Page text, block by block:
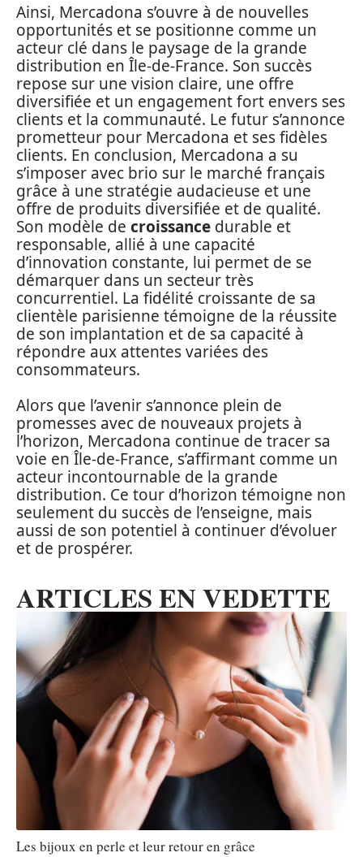
Ainsi, Mercadona s’ouvre à de nouvelles
opportunités et se positionne comme un
acteur clé dans le paysage de la grande
distribution en Île-de-France. Son succès
repose sur une vision claire, une offre
diversifiée et un engagement fort envers ses
clients et la communauté. Le futur s’annonce
prometteur pour Mercadona et ses fidèles
clients. En conclusion, Mercadona a su
s’imposer avec brio sur le marché français
grâce à une stratégie audacieuse et une
offre de produits diversifiée et de qualité.
Son modèle de croissance durable et
responsable, allié à une capacité
d’innovation constante, lui permet de se
démarquer dans un secteur très
concurrentiel. La fidélité croissante de sa
clientèle parisienne témoigne de la réussite
de son implantation et de sa capacité à
répondre aux attentes variées des
consommateurs.
Alors que l’avenir s’annonce plein de
promesses avec de nouveaux projets à
l’horizon, Mercadona continue de tracer sa
voie en Île-de-France, s’affirmant comme un
acteur incontournable de la grande
distribution. Ce tour d’horizon témoigne non
seulement du succès de l’enseigne, mais
aussi de son potentiel à continuer d’évoluer
et de prospérer.
ARTICLES EN VEDETTE
Les bijoux en perle et leur retour en grâce